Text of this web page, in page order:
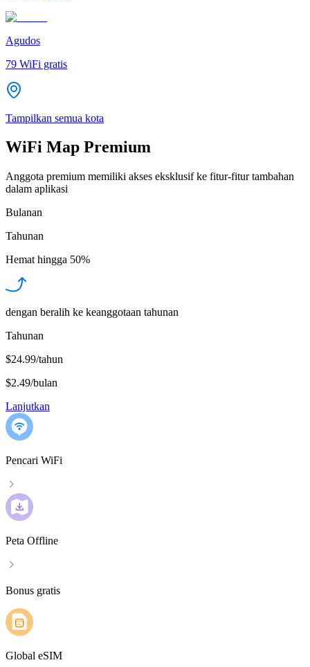
Agudos
79 WiFi gratis
Tampilkan semua kota
WiFi Map Premium
Anggota premium memiliki akses eksklusif ke fitur-fitur tambahan
dalam aplikasi
Bulanan
Tahunan
Hemat hingga 50%
dengan beralih ke keanggotaan tahunan
Tahunan
$24.99/tahun
$2.49/bulan
Lanjutkan
Pencari WiFi
Peta Offline
Bonus gratis
Global eSIM